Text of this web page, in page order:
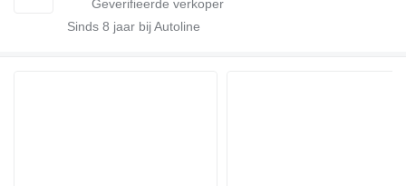
Sinds 8 jaar bij Autoline